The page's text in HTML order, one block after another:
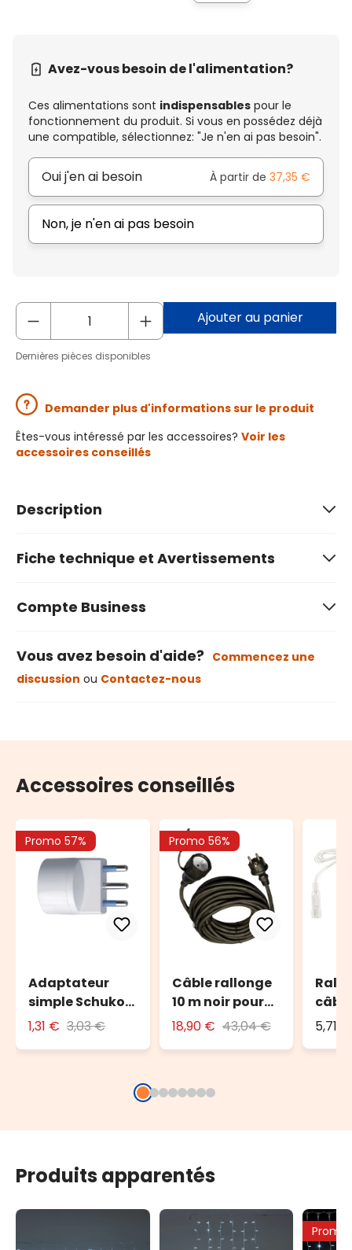
Avez-vous besoin de l'alimentation?
Ces alimentations sont indispensables pour le
fonctionnement du produit. Si vous en possédez déjà
une compatible, sélectionnez: "Je n'en ai pas besoin".
Oui j'en ai besoin À partir de 37,35 €
Non, je n'en ai pas besoin
Ajouter au panier
Dernières pièces disponibles
Demander plus d'informations sur le produit
Êtes-vous intéressé par les accessoires? Voir les
accessoires conseillés
Description
Fiche technique et Avertissements
Compte Business
Vous avez besoin d'aide? Commencez une
discussion ou Contactez-nous
Accessoires conseillés
Promo 57%
Adaptateur
simple Schuko
avec fiche 16A
1,31 € 3,03 €
Promo 56%
Câble rallonge
10 m noir pour
l'extérieur
18,90 € 43,04 € 5,71 €
Produits apparentés
Promo